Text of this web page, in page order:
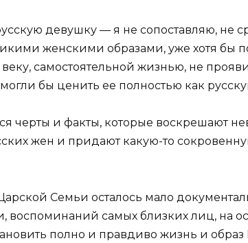
девушку — я не сопоставляю, не
женскими образами, уже хотя бы
самостоятельной жизнью, не
бы ценить ее полностью как
черты и факты, которые воскрешают
жен и придают какую-то
Семьи осталось мало
воспоминаний самых близких лиц, на
полно и правдиво жизнь и